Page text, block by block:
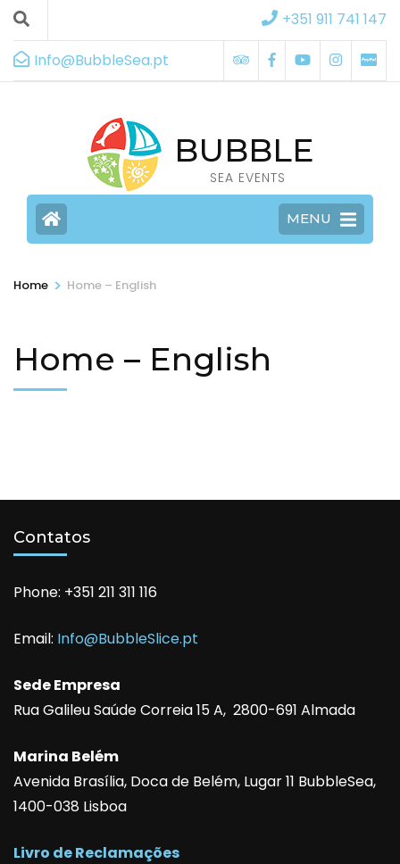
+351 911 741 147
Info@BubbleSea.pt
BUBBLE
SEA EVENTS
MENU
Home > Home – English
Home – English
Contatos
Phone: +351 211 311 116
Email: Info@BubbleSlice.pt
Sede Empresa
Rua Galileu Saúde Correia 15 A, 2800-691 Almada
Marina Belém
Avenida Brasília, Doca de Belém, Lugar 11 BubbleSea,
1400-038 Lisboa
Livro de Reclamações